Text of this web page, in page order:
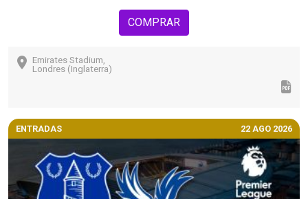
COMPRAR
Emirates Stadium,
Londres (Inglaterra)
ENTRADAS 22 AGO 2026